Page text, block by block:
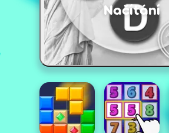
Načítání